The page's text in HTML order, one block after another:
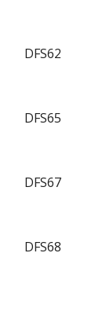
DFS62
DFS65
DFS67
DFS68